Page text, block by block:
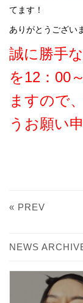
てます！
ありがとうござい
誠に勝手
を12：00
ますので
うお願い
« PREV
NEWS